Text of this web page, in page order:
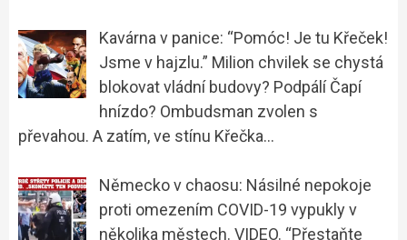
Kavárna v panice: “Pomóc! Je tu Křeček!
Jsme v hajzlu.” Milion chvilek se chystá
blokovat vládní budovy? Podpálí Čapí
hnízdo? Ombudsman zvolen s
převahou. A zatím, ve stínu Křečka…
Německo v chaosu: Násilné nepokoje
proti omezením COVID-19 vypukly v
několika městech. VIDEO. “Přestaňte